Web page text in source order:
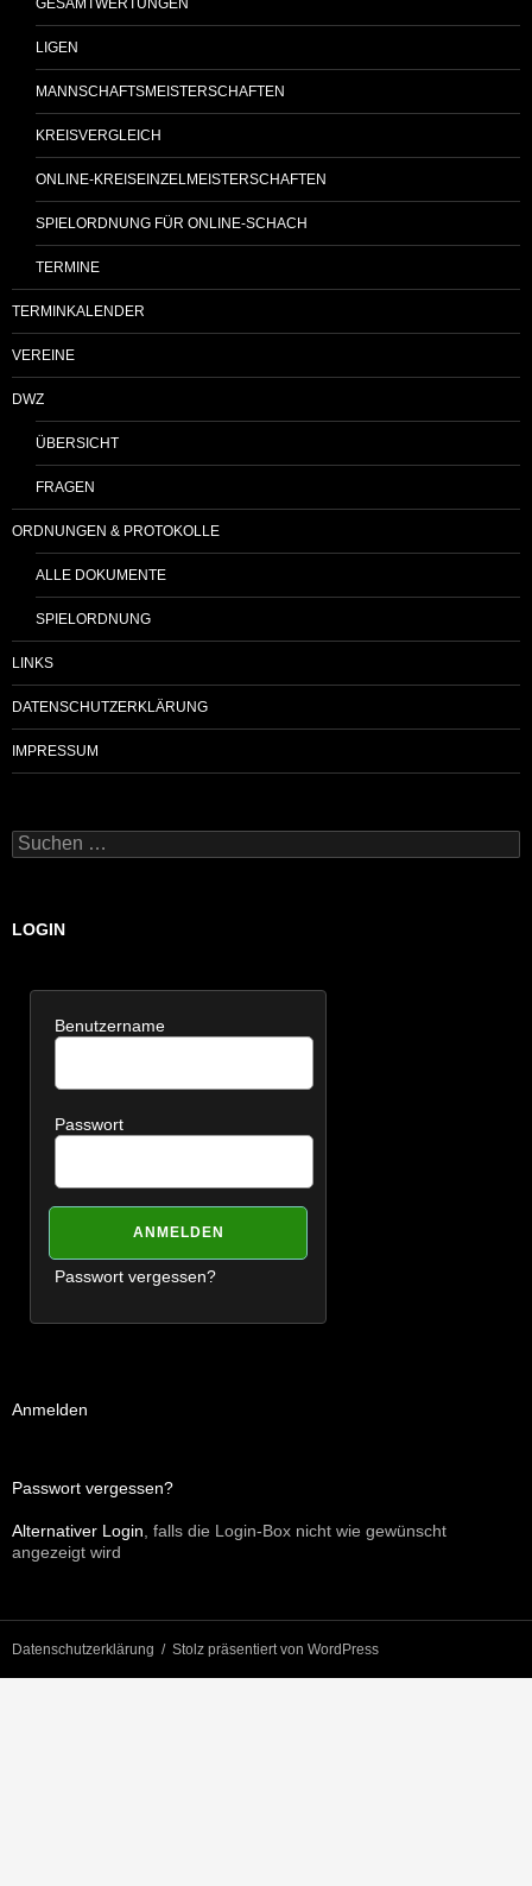
LIGEN
MANNSCHAFTSMEISTERSCHAFTEN
KREISVERGLEICH
ONLINE-KREISEINZELMEISTERSCHAFTEN
SPIELORDNUNG FÜR ONLINE-SCHACH
TERMINE
TERMINKALENDER
VEREINE
DWZ
ÜBERSICHT
FRAGEN
ORDNUNGEN & PROTOKOLLE
ALLE DOKUMENTE
SPIELORDNUNG
LINKS
DATENSCHUTZERKLÄRUNG
IMPRESSUM
Suchen
nach:
LOGIN
Benutzername
Passwort
Passwort vergessen?
Anmelden
Passwort vergessen?
Alternativer Login , falls die Login-Box nicht wie gewünscht
angezeigt wird
Datenschutzerklärung Stolz präsentiert von WordPress